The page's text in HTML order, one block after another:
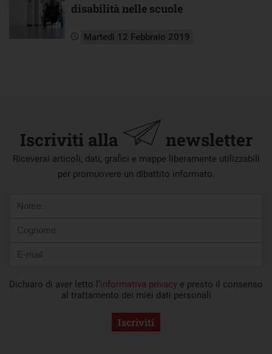
disabilità nelle scuole
Martedì 12 Febbraio 2019
Iscriviti alla newsletter
Riceverai articoli, dati, grafici e mappe liberamente utilizzabili
per promuovere un dibattito informato.
mail
Dichiaro di aver letto l’informativa privacy e presto il consenso
al trattamento dei miei dati personali
Iscriviti